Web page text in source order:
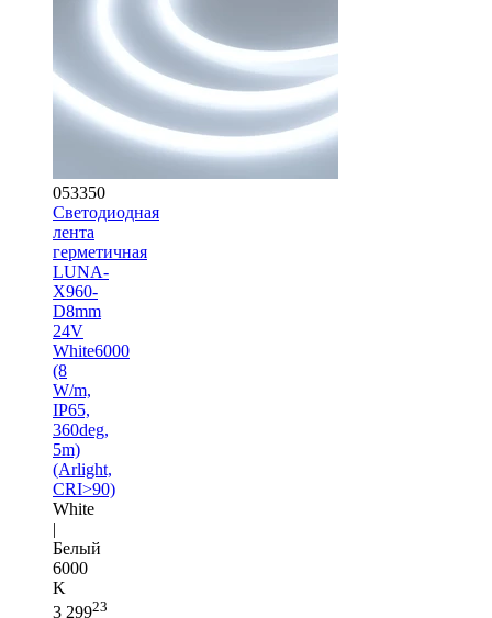
053350
Светодиодная
лента
герметичная
LUNA-
X960-
D8mm
24V
White6000
(8
W/m,
IP65,
360deg,
5m)
(Arlight,
CRI>90)
White
|
Белый
6000
K
3 29923